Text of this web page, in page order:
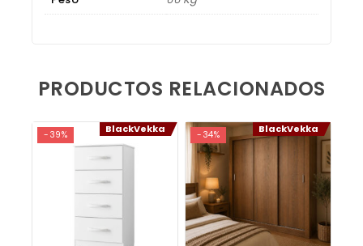
PRODUCTOS RELACIONADOS
-39% BlackVekka -34% BlackVekka